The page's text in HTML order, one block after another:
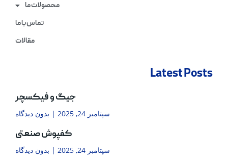
محصولات ما
تماس با ما
مقالات
Latest Posts
جیگ و فیکسچر
سپتامبر 24, 2025 بدون دیدگاه
کفپوش صنعتی
سپتامبر 24, 2025 بدون دیدگاه